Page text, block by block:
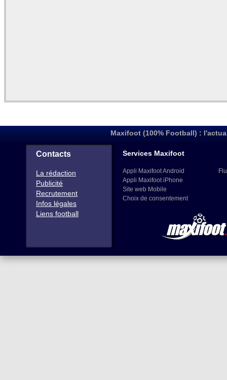
Maxifoot (100% Football) :
Contacts
La rédaction
Publicité
Recrutement
Infos légales
Liens football
Services Maxifoot
Appli Maxifoot Android
Appli Maxifoot iPhone
Site web Mobile
Choix de consentement